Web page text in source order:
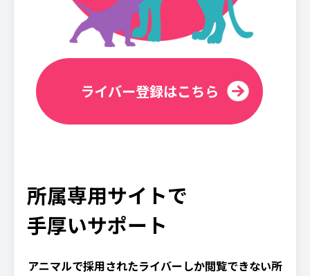
ライバー登録はこちら
所属専用サイトで
手厚いサポート
アニマルで採用されたライバーしか閲覧できない所